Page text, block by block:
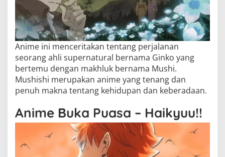
Anime ini menceritakan tentang perjalanan
seorang ahli supernatural bernama Ginko yang
bertemu dengan makhluk bernama Mushi.
Mushishi merupakan anime yang tenang dan
penuh makna tentang kehidupan dan keberadaan.
Anime Buka Puasa – Haikyuu!!